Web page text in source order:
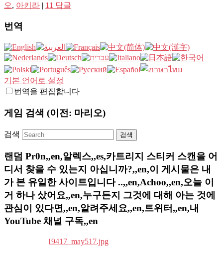
오, 아키라 | 11 답글
번역
기본 언어로 설정
번역을 편집합니다
게임 검색 (이전: 마리오)
검색
랜덤 Pr0n,,en,알렉스,,es,카트리지 스티커 스캔을 어
디서 찾을 수 있는지 아십니까?,,en,이 게시물은 내
가 본 유일한 사이트입니다 ..,,en,Achoo,,en,오늘 이
거 하나 샀어요,,en,누구든지 그것에 대해 아는 것에
관심이 있다면,,en,알려주세요,,en,트위터,,en,내
YouTube 채널 구독,,en